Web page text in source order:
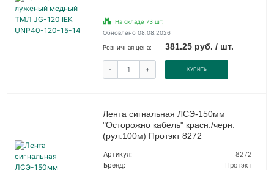
На складе 73 шт.
Обновлено 08.08.2026
Розничная цена: 381.25 руб. / шт.
- + КУПИТЬ
Лента сигнальная ЛСЭ-150мм
"Осторожно кабель" красн./черн.
(рул.100м) Протэкт 8272
Артикул:
8272
Бренд:
Протэкт